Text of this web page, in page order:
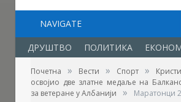
NAVIGATE
ДРУШТВО ПОЛИТИКА
Почетна » Вести » Спорт »
освојио две златне медаље на
за ветеране у Албанији
» Маратонци 2
Фото: АК "Врањски маратонци"